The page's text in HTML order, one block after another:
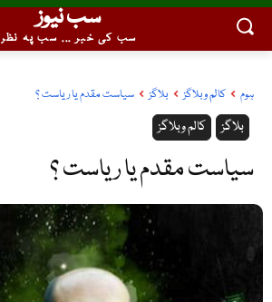
سب نیوز
سب کی خبر ... سب پہ نظر
ہوم کالم وبلاگز بلاگز سیاست مقدم یا ریاست ؟
کالم وبلاگز بلاگز
سیاست مقدم یا ریاست ؟